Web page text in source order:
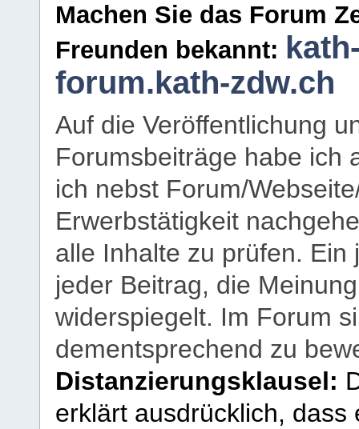
Machen Sie das Forum
Freunden bekannt:
forum.kath-zdw.ch
Auf die Veröffentlichung
Forumsbeiträge habe ich
ich nebst Forum/
Erwerbstätigkeit
alle Inhalte zu prüfen.
jeder Beitrag, die
widerspiegelt. Im Forum
dementsprechend zu
Distanzierungsklausel:
erklärt ausdrücklich,